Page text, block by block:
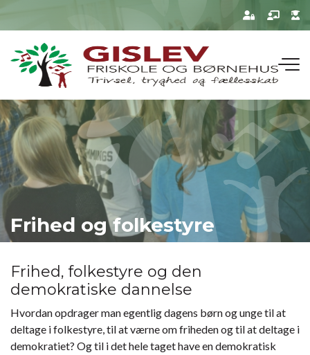
hovedindhold
Frihed og folkestyre
Frihed, folkestyre og den
demokratiske dannelse
Hvordan opdrager man egentlig dagens børn og unge til at
deltage i folkestyre, til at værne om friheden og til at deltage i
demokratiet? Og til i det hele taget have en demokratisk